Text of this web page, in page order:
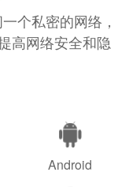
个私密的网络，
高网络安全和隐
Android